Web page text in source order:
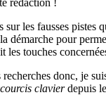
sur les fausses pistes
démarche pour
les touches
donc, je
clavierdepuis le